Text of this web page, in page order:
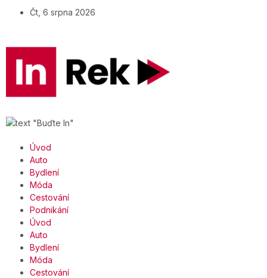
Čt, 6 srpna 2026
Úvod
Auto
Bydlení
Móda
Cestování
Podnikání
Úvod
Auto
Bydlení
Móda
Cestování